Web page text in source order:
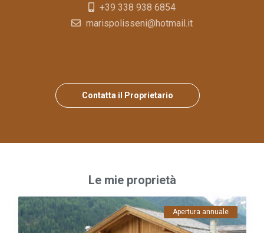
+39 338 938 6854
marispolisseni@hotmail.it
Contatta il Proprietario
Le mie proprietà
Apertura annuale